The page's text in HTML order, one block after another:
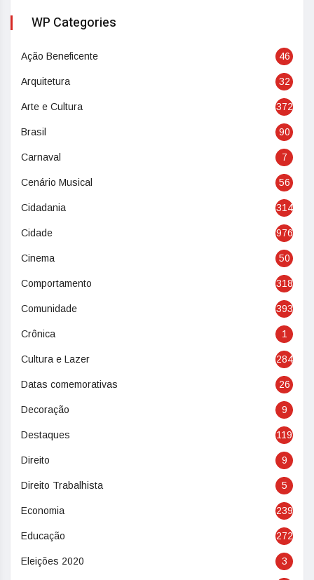
WP Categories
Ação Beneficente 46
Arquitetura 32
Arte e Cultura 372
Brasil 90
Carnaval 7
Cenário Musical 56
Cidadania 314
Cidade 976
Cinema 50
Comportamento 318
Comunidade 393
Crônica 1
Cultura e Lazer 284
Datas comemorativas 26
Decoração 9
Destaques 119
Direito 9
Direito Trabalhista 5
Economia 239
Educação 272
Eleições 2020 3